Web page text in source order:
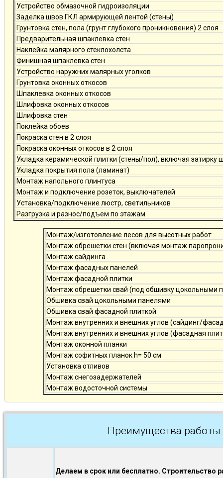
Устройство обмазочной гидроизоляции
Заделка швов ГКЛ армирующей лентой (стены)
Грунтовка стен, пола (грунт глубокого проникновения) 2 слоя
Предварительная шпаклевка стен
Наклейка малярного стеклохолста
Финишная шпаклевка стен
Устройство наружних малярных уголков
Грунтовка оконных откосов
Шпаклевка оконных откосов
Шлифовка оконных откосов
Шлифовка стен
Поклейка обоев
Покраска стен в 2 слоя
Покраска оконных откосов в 2 слоя
Укладка керамической плитки (стены/пол), включая затирку
Укладка покрытия пола (ламинат)
Монтаж напольного плинтуса
Монтаж и подключение розеток, выключателей
Установка/подключение люстр, светильников
Разгрузка и разнос/подъем по этажам
Монтаж/изготовление лесов для высотных работ
Монтаж обрешетки стен (включая монтаж
Монтаж сайдинга
Монтаж фасадных панелей
Монтаж фасадной плитки
Монтаж обрешетки свай (под обшивку цокольными
Обшивка свай цокольными панелями
Обшивка свай фасадной плиткой
Монтаж внутренних и внешних углов (сайдинг/
Монтаж внутренних и внешних углов (фасадная
Монтаж оконной планки
Монтаж софитных планок h= 50 см
Установка отливов
Монтаж снегозадержателей
Монтаж водосточной системы
Преимущества
Делаем в срок или бесплатно. Строительство